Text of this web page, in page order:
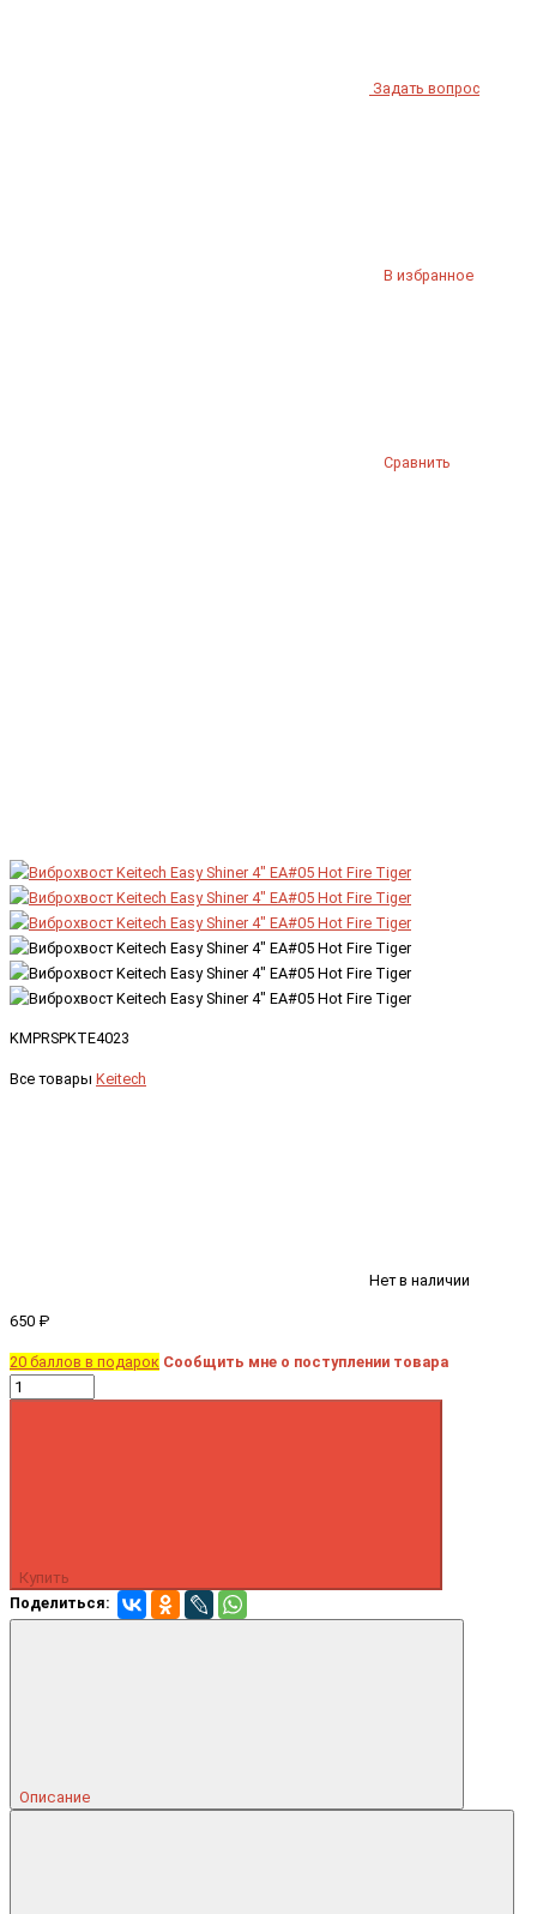
Задать вопрос
В избранное
Сравнить
KMPRSPKTE4023
Все товары Keitech
Нет в наличии
650 ₽
20 баллов в подарок Сообщить мне о поступлении товара
Купить
Поделиться:
Описание